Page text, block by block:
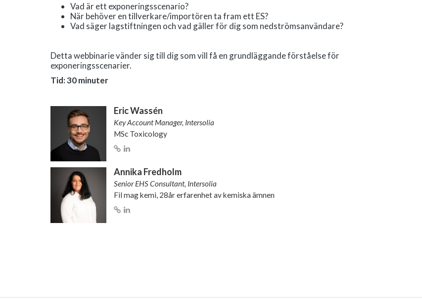
Vad är ett exponeringsscenario?
När behöver en tillverkare/importören ta fram ett ES?
Vad säger lagstiftningen och vad gäller för dig som nedströmsanvändare?
Detta webbinarie vänder sig till dig som vill få en grundläggande förståelse för
exponeringsscenarier.
Tid: 30 minuter
Eric Wassén
Key Account Manager, Intersolia
MSc Toxicology
Annika Fredholm
Senior EHS Consultant, Intersolia
Fil mag kemi, 28år erfarenhet av kemiska ämnen